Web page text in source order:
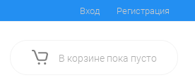
Вход Регистрация
В корзине пока пусто